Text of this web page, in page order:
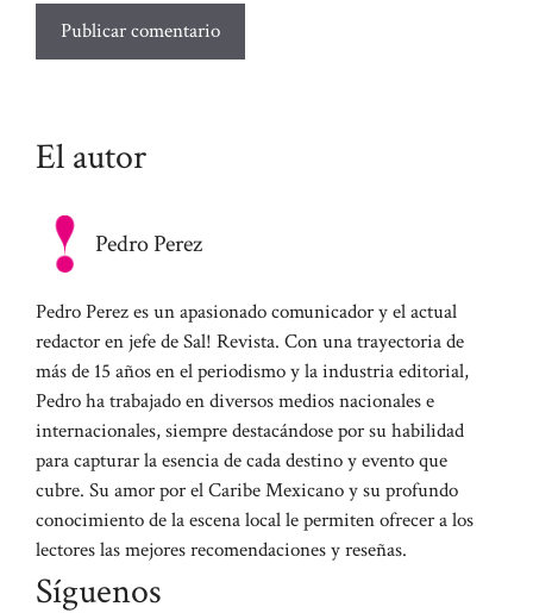
El autor
Pedro Perez
Pedro Perez es un apasionado comunicador y el actual
redactor en jefe de Sal! Revista. Con una trayectoria de
más de 15 años en el periodismo y la industria editorial,
Pedro ha trabajado en diversos medios nacionales e
internacionales, siempre destacándose por su habilidad
para capturar la esencia de cada destino y evento que
cubre. Su amor por el Caribe Mexicano y su profundo
conocimiento de la escena local le permiten ofrecer a los
lectores las mejores recomendaciones y reseñas.
Síguenos